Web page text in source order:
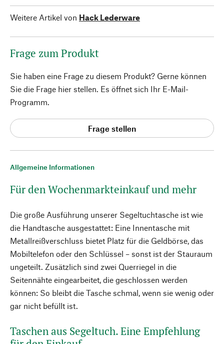
Allgemeine Informationen
Für den Wochenmarkteinkauf und mehr
Die große Ausführung unserer Segeltuchtasche ist wie
die Handtasche ausgestattet: Eine Innentasche mit
Metallreißverschluss bietet Platz für die Geldbörse, das
Mobiltelefon oder den Schlüssel – sonst ist der Stauraum
ungeteilt. Zusätzlich sind zwei Querriegel in die
Seitennähte eingearbeitet, die geschlossen werden
können: So bleibt die Tasche schmal, wenn sie wenig oder
gar nicht befüllt ist.
Taschen aus Segeltuch. Eine Empfehlung
Weitere Artikel von Hack Lederware
Frage zum Produkt
Sie haben eine Frage zu diesem Produkt? Gerne können
Sie die Frage hier stellen. Es öffnet sich Ihr E-Mail-
Programm.
Frage stellen